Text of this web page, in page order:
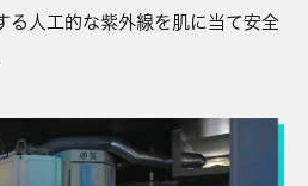
る人工的な紫外線を肌に当て安全